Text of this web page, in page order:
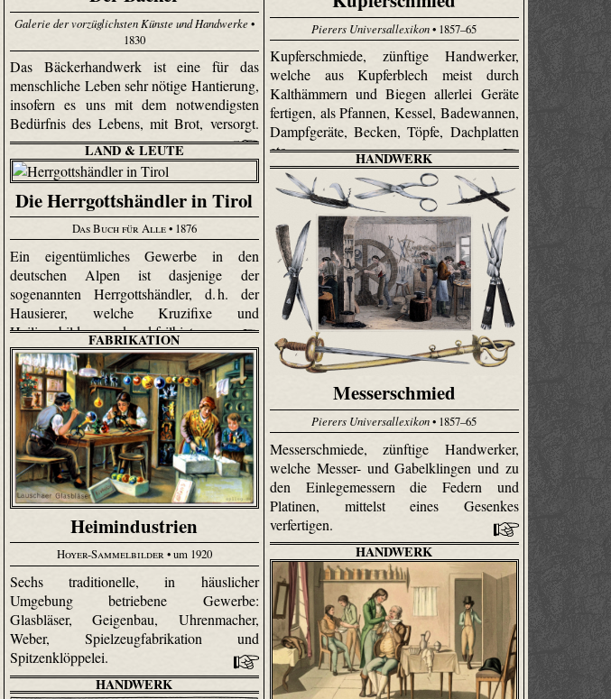
Galerie der vorzüglichsten Künste und Handwerke•
1830
Das Bäckerhandwerk ist eine für das
menschliche Leben sehr nötige Hantierung,
insofern es uns mit dem notwendigsten
Bedürfnis des Lebens, mit Brot, versorgt.
Pierers Universallexikon• 1857–65
Kupferschmiede, zünftige Handwerker,
welche aus Kupferblech meist durch
Kalthämmern und Biegen allerlei Geräte
fertigen, als Pfannen, Kessel, Badewannen,
Dampfgeräte, Becken, Töpfe, Dachplatten
etc.
LAND & LEUTE
Die Herrgottshändler in Tirol
Das Buch für Alle• 1876
Ein eigentümliches Gewerbe in den
deutschen Alpen ist dasjenige der
sogenannten Herrgottshändler, d. h. der
Hausierer, welche Kruzifixe und
Heiligenbilder wandernd feilbieten.
HANDWERK
Messerschmied
Pierers Universallexikon• 1857–65
Messerschmiede, zünftige Handwerker,
welche Messer- und Gabelklingen und zu
den Einlegemessern die Federn und
Platinen, mittelst eines Gesenkes
verfertigen.
FABRIKATION
Heimindustrien
Hoyer-Sammelbilder• um 1920
Sechs traditionelle, in häuslicher
Umgebung betriebene Gewerbe:
Glasbläser, Geigenbau, Uhren­macher,
Weber, Spiel­zeug­fabri­kation und
Spitzenklöppelei.
HANDWERK
HANDWERK